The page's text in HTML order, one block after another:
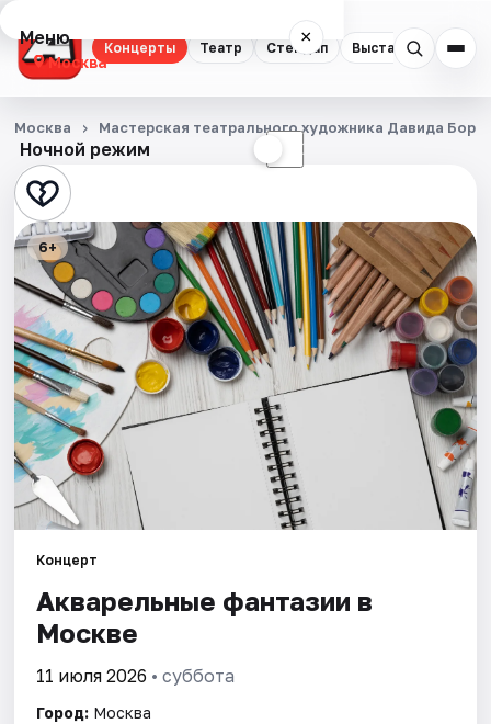
Концерты Театр Стендап Выставки
Меню ×
Москва
Концерты
Театр
Стендап
Выставки
Квесты
Экскурсии
Спорт
События
Площадки
Артисты
Ночной режим ☾
Москва Мастерская театрального художника Давида
6+
Концерт
Акварельные фантазии в
Москве
11 июля 2026 • суббота
Город: Москва